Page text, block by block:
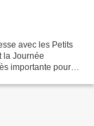
avec les Petits
la Journée
importante pour